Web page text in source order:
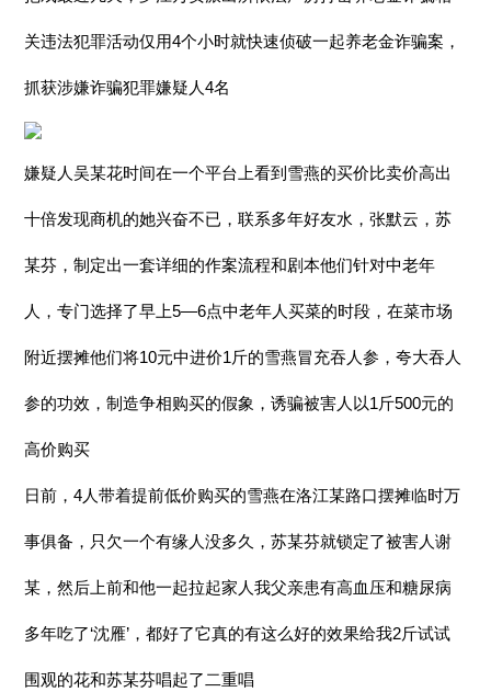
关违法犯罪活动仅用4个小时就快速侦破一起养老金诈骗案，
抓获涉嫌诈骗犯罪嫌疑人4名
嫌疑人吴某花时间在一个平台上看到雪燕的买价比卖价高出
十倍发现商机的她兴奋不已，联系多年好友水，张默云，苏
某芬，制定出一套详细的作案流程和剧本他们针对中老年
人，专门选择了早上5—6点中老年人买菜的时段，在菜市场
附近摆摊他们将10元中进价1斤的雪燕冒充吞人参，夸大吞人
参的功效，制造争相购买的假象，诱骗被害人以1斤500元的
高价购买
日前，4人带着提前低价购买的雪燕在洛江某路口摆摊临时万
事俱备，只欠一个有缘人没多久，苏某芬就锁定了被害人谢
某，然后上前和他一起拉起家人我父亲患有高血压和糖尿病
多年吃了‘沈雁’，都好了它真的有这么好的效果给我2斤试试
围观的花和苏某芬唱起了二重唱